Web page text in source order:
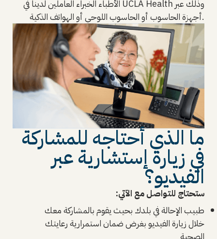
الأطباء الخبراء العاملين لدينا في UCLA Health وذلك عبر
أجهزة الحاسوب أو الحاسوب اللوحي أو الهواتف الذكية.
ما الذي أحتاجه للمشاركة
في زيارة إستشارية عبر
الفيديو؟
ستحتاج للتواصل مع الآتي:
طبيب الإحالة في بلدك بحيث يقوم بالمشاركة معك
خلال زيارة الفيديو بغرض ضمان استمرارية رعايتك
الصحية